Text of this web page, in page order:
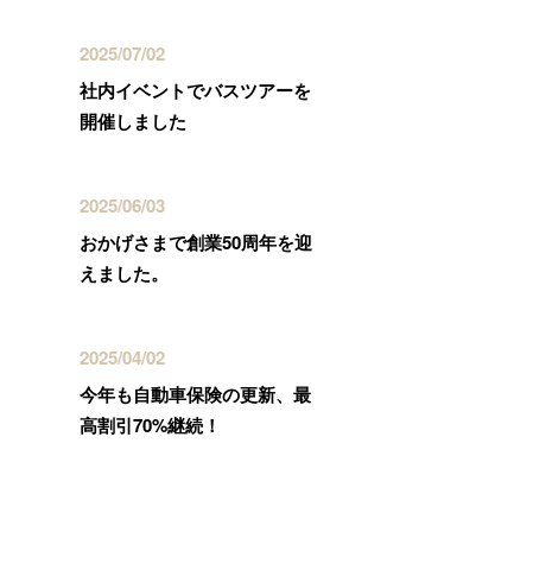
2025/07/02
社内イベントでバスツアーを
開催しました
2025/06/03
おかげさまで創業50周年を迎
えました。
2025/04/02
今年も自動車保険の更新、最
高割引70%継続！